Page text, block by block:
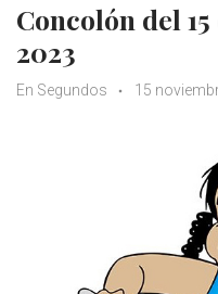
Concolón del
2023
En Segundos 15